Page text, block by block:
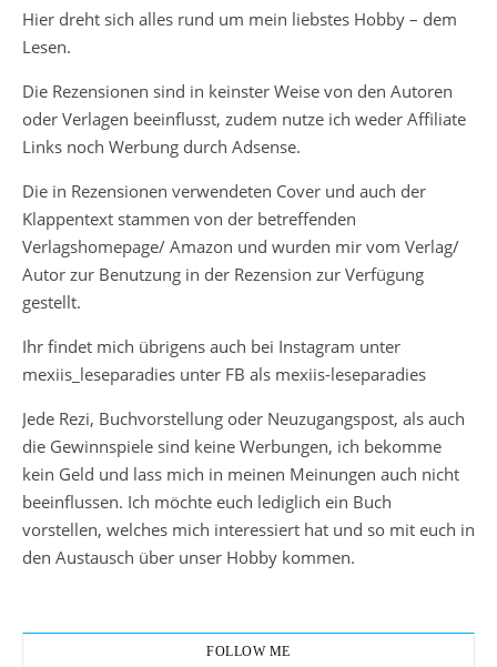
Hier dreht sich alles rund um mein liebstes Hobby – dem
Lesen.
Die Rezensionen sind in keinster Weise von den Autoren
oder Verlagen beeinflusst, zudem nutze ich weder Affiliate
Links noch Werbung durch Adsense.
Die in Rezensionen verwendeten Cover und auch der
Klappentext stammen von der betreffenden
Verlagshomepage/ Amazon und wurden mir vom Verlag/
Autor zur Benutzung in der Rezension zur Verfügung
gestellt.
Ihr findet mich übrigens auch bei Instagram unter
mexiis_leseparadies unter FB als mexiis-leseparadies
Jede Rezi, Buchvorstellung oder Neuzugangspost, als auch
die Gewinnspiele sind keine Werbungen, ich bekomme
kein Geld und lass mich in meinen Meinungen auch nicht
beeinflussen. Ich möchte euch lediglich ein Buch
vorstellen, welches mich interessiert hat und so mit euch in
den Austausch über unser Hobby kommen.
FOLLOW ME